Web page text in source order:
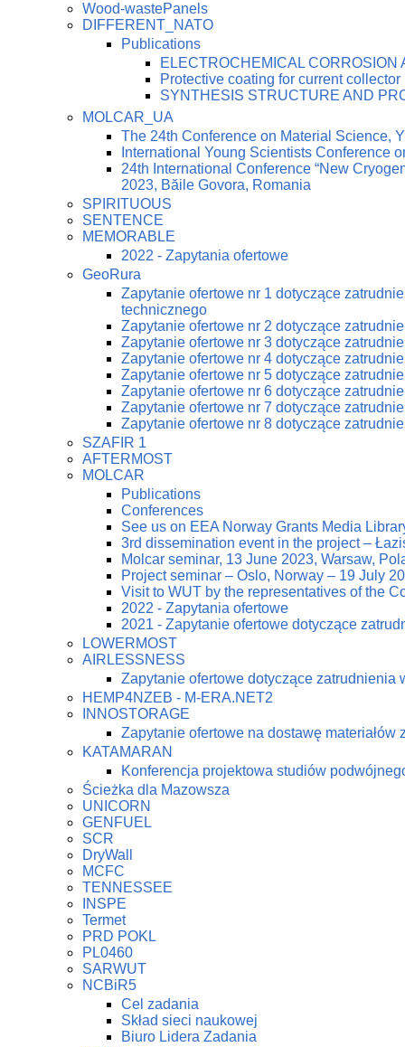
Wood-wastePanels
DIFFERENT_NATO
Publications
ELECTROCHEMICAL CORROSION
Protective coating for current
SYNTHESIS STRUCTURE AND
MOLCAR_UA
The 24th Conference on Material Science,
International Young Scientists Conference
24th International Conference “New
2023, Băile Govora, Romania
SPIRITUOUS
SENTENCE
MEMORABLE
2022 - Zapytania ofertowe
GeoRura
Zapytanie ofertowe nr 1 dotyczące
technicznego
Zapytanie ofertowe nr 2 dotyczące
Zapytanie ofertowe nr 3 dotyczące
Zapytanie ofertowe nr 4 dotyczące
Zapytanie ofertowe nr 5 dotyczące
Zapytanie ofertowe nr 6 dotyczące
Zapytanie ofertowe nr 7 dotyczące
Zapytanie ofertowe nr 8 dotyczące
SZAFIR 1
AFTERMOST
MOLCAR
Publications
Conferences
See us on EEA Norway Grants Media
3rd dissemination event in the project –
Molcar seminar, 13 June 2023, Warsaw,
Project seminar – Oslo, Norway – 19 July
Visit to WUT by the representatives of the
2022 - Zapytania ofertowe
2021 - Zapytanie ofertowe dotyczące
LOWERMOST
AIRLESSNESS
Zapytanie ofertowe dotyczące zatrudnienia
HEMP4NZEB - M-ERA.NET2
INNOSTORAGE
Zapytanie ofertowe na dostawę materiałów
KATAMARAN
Konferencja projektowa studiów
Ścieżka dla Mazowsza
UNICORN
GENFUEL
SCR
DryWall
MCFC
TENNESSEE
INSPE
Termet
PRD POKL
PL0460
SARWUT
NCBiR5
Cel zadania
Skład sieci naukowej
Biuro Lidera Zadania